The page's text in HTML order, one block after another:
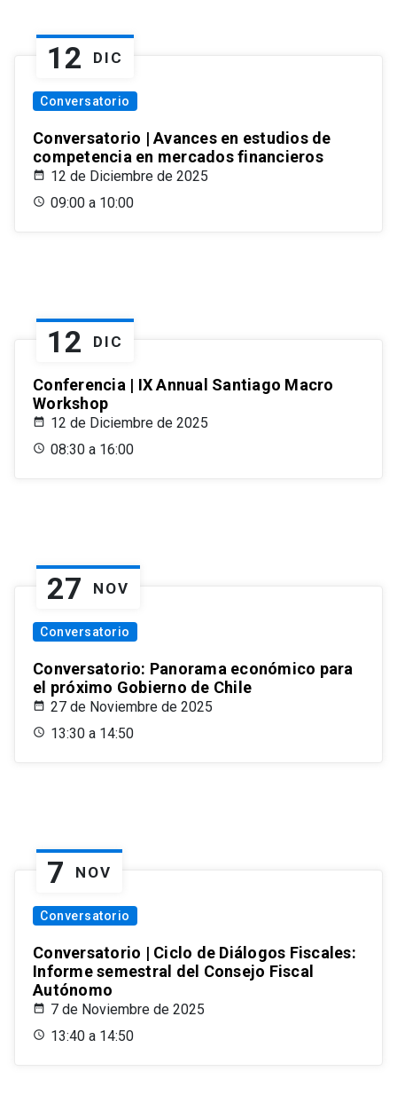
12 DIC
Conversatorio
Conversatorio | Avances en estudios de
competencia en mercados financieros
12 de Diciembre de 2025
09:00 a 10:00
12 DIC
Conferencia | IX Annual Santiago Macro
Workshop
12 de Diciembre de 2025
08:30 a 16:00
27 NOV
Conversatorio
Conversatorio: Panorama económico para
el próximo Gobierno de Chile
27 de Noviembre de 2025
13:30 a 14:50
7 NOV
Conversatorio
Conversatorio | Ciclo de Diálogos Fiscales:
Informe semestral del Consejo Fiscal
Autónomo
7 de Noviembre de 2025
13:40 a 14:50